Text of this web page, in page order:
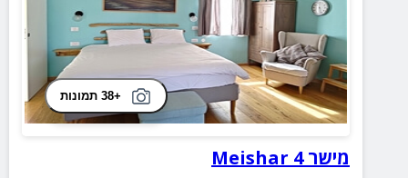
+38 תמונות
מישר 4 Meishar